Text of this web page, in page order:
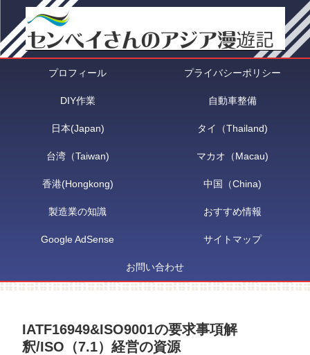
プロフィール プライバシーポリシー
DIY作業 自動車整備
日本(Japan) タイ（Thailand)
台湾（Taiwan) マカオ（Macau)
香港(Hongkong) 中国（China)
製造業の知識 おすすめ情報
Google AdSense サイトマップ
お問い合わせ
IATF16949&ISO9001の要求事項解
釈/ISO（7.1）経営の資源